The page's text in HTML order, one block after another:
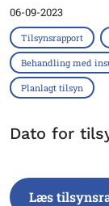
06-09-2023
Tilsynsrapport
Behandling med
Planlagt tilsyn
Dato for
Læs